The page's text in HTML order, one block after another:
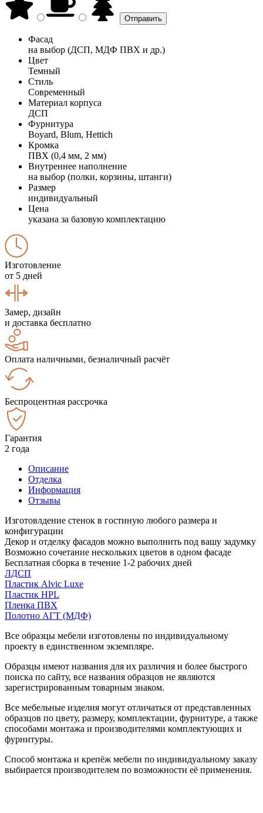
Фасад
на выбор (ДСП, МДФ ПВХ и др.)
Цвет
Темный
Стиль
Современный
Материал корпуса
ДСП
Фурнитура
Boyard, Blum, Hettich
Кромка
ПВХ (0,4 мм, 2 мм)
Внутреннее наполнение
на выбор (полки, корзины, штанги)
Размер
индивидуальный
Цена
указана за базовую комплектацию
Изготовление
от 5 дней
Замер, дизайн
и доставка бесплатно
Оплата наличными, безналичный расчёт
Беспроцентная рассрочка
Гарантия
2 года
Описание
Отделка
Информация
Отзывы
Изготовлдение стенок в гостиную любого размера и
конфигурации
Декор и отделку фасадов можно выполнить под вашу задумку
Возможно сочетание нескольких цветов в одном фасаде
Бесплатная сборка в течение 1-2 рабочих дней
ЛДСП
Пластик Alvic Luxe
Пластик HPL
Пленка ПВХ
Полотно АГТ (МДФ)
Все образцы мебели изготовлены по индивидуальному
проекту в единственном экземпляре.
Образцы имеют названия для их различия и более быстрого
поиска по сайту, все названия образцов не являются
зарегистрированным товарным знаком.
Все мебельные изделия могут отличаться от представленных
образцов по цвету, размеру, комплектации, фурнитуре, а также
способами монтажа и производителями комплектующих и
фурнитуры.
Способ монтажа и крепёж мебели по индивидуальному заказу
выбирается производителем по возможности её применения.